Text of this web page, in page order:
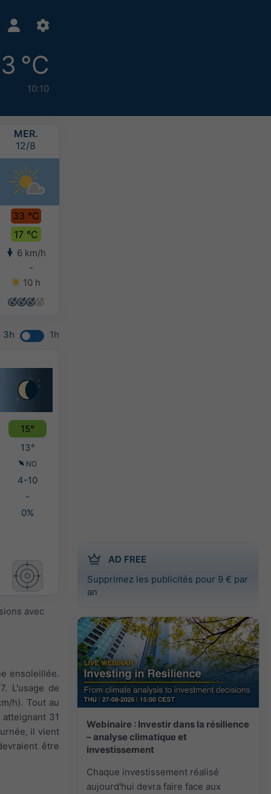
°C
10:10
AD FREE
Supprimez les publicités pour 9 € par
an
Webinaire : Investir dans la résilience
– analyse climatique et
investissement
Chaque investissement réalisé
aujourd'hui devra faire face aux
MER.
12/8
33 °C
17 °C
6 km/h
-
10 h
3h 1h
15°
13°
NO
4-10
-
0%
avec
ensoleillée.
L'usage de
h). Tout au
31
il vient
être